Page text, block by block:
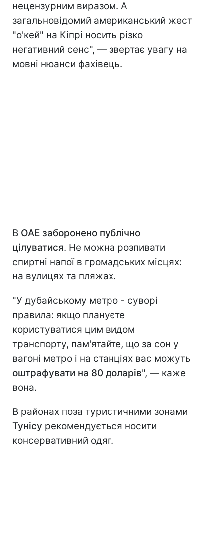
нецензурним виразом. А
загальновідомий американський жест
"о'кей" на Кіпрі носить різко
негативний сенс", — звертає увагу на
мовні нюанси фахівець.
В ОАЕ заборонено публічно
цілуватися. Не можна розпивати
спиртні напої в громадських місцях:
на вулицях та пляжах.
"У дубайському метро - суворі
правила: якщо плануєте
користуватися цим видом
транспорту, пам'ятайте, що за сон у
вагоні метро і на станціях вас можуть
оштрафувати на 80 доларів", — каже
вона.
В районах поза туристичними зонами
Тунісу рекомендується носити
консервативний одяг.